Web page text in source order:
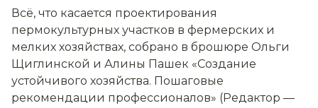
Всё, что касается проектирования
пермокультурных участков в фермерских и
мелких хозяйствах, собрано в брошюре Ольги
Щиглинской и Алины Пашек «Создание
устойчивого хозяйства. Пошаговые
рекомендации профессионалов» (Редактор —